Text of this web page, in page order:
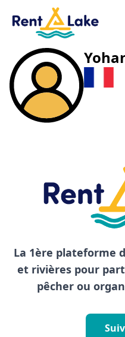
La 1ère plateforme
et rivières pour
pêcher ou